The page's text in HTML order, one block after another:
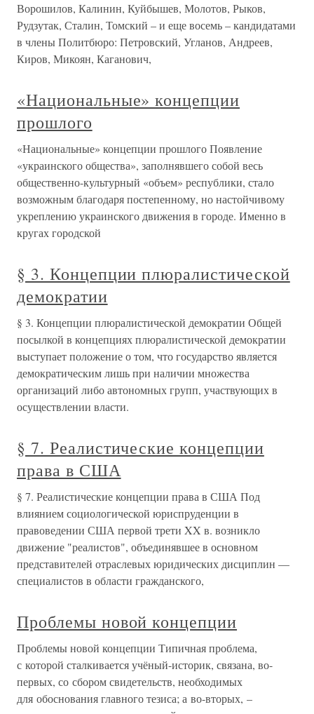
Ворошилов, Калинин, Куйбышев, Молотов, Рыков,
Рудзутак, Сталин, Томский – и еще восемь – кандидатами
в члены Политбюро: Петровский, Угланов, Андреев,
Киров, Микоян, Каганович,
«Национальные» концепции
прошлого
«Национальные» концепции прошлого Появление
«украинского общества», заполнявшего собой весь
общественно-культурный «объем» республики, стало
возможным благодаря постепенному, но настойчивому
укреплению украинского движения в городе. Именно в
кругах городской
§ 3. Концепции плюралистической
демократии
§ 3. Концепции плюралистической демократии Общей
посылкой в концепциях плюралистической демократии
выступает положение о том, что государство является
демократическим лишь при наличии множества
организаций либо автономных групп, участвующих в
осуществлении власти.
§ 7. Реалистические концепции
права в США
§ 7. Реалистические концепции права в США Под
влиянием социологической юриспруденции в
правоведении США первой трети XX в. возникло
движение "реалистов", объединявшее в основном
представителей отраслевых юридических дисциплин —
специалистов в области гражданского,
Проблемы новой концепции
Проблемы новой концепции Типичная проблема,
с которой сталкивается учёный-историк, связана, во-
первых, со сбором свидетельств, необходимых
для обоснования главного тезиса; а во-вторых, –